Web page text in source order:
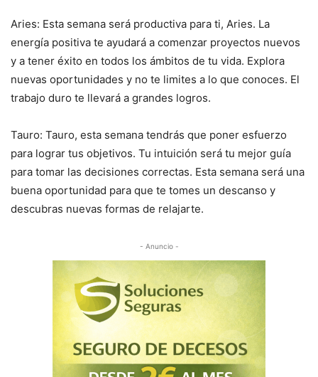
Aries: Esta semana será productiva para ti, Aries. La
energía positiva te ayudará a comenzar proyectos nuevos
y a tener éxito en todos los ámbitos de tu vida. Explora
nuevas oportunidades y no te limites a lo que conoces. El
trabajo duro te llevará a grandes logros.
Tauro: Tauro, esta semana tendrás que poner esfuerzo
para lograr tus objetivos. Tu intuición será tu mejor guía
para tomar las decisiones correctas. Esta semana será una
buena oportunidad para que te tomes un descanso y
descubras nuevas formas de relajarte.
- Anuncio -